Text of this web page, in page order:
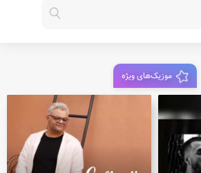
موزیک‌های ویژه